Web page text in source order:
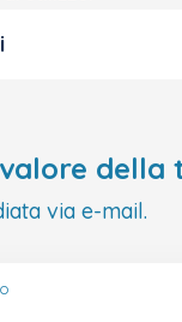
della
via e-mail.